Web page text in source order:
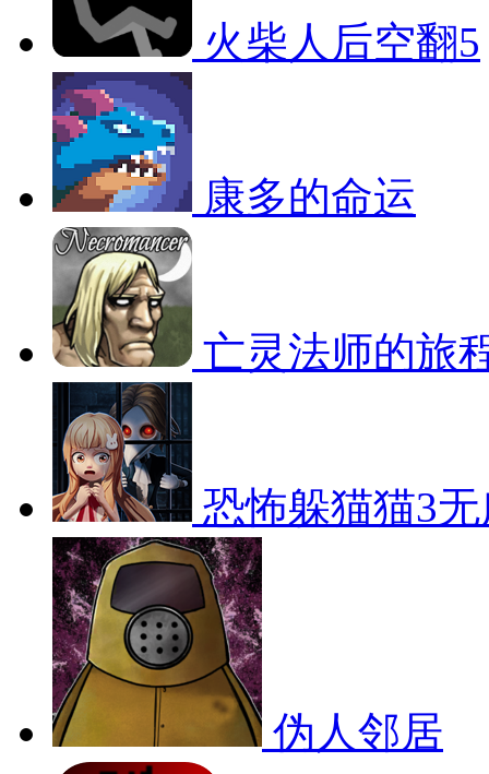
火柴人后空翻5
康多的命运
亡灵法师的旅
恐怖躲猫猫3
伪人邻居